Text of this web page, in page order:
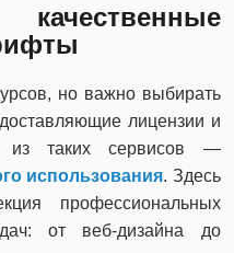
но важно выбирать
лицензии и
из таких сервисов —
использования. Здесь
профессиональных
от веб-дизайна до